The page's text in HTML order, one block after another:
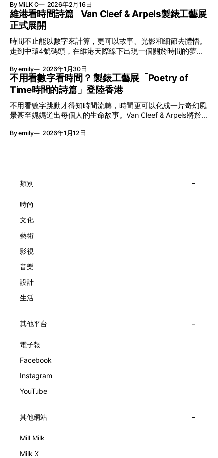
節與香港賽馬會慈善信託基金聯合呈獻，以共融藝術為核心，
八年來不只是帶來無數來自世界各地的優秀節目，更致力於在
本地建立屬於香港的共融創作生態。今年更首度與本地兩大旗
艦藝團強強聯手打造兩部深具意義的作品《遊延》及《弦上光
影》，展開一場前所未有的藝術對話，擦下多元藝術下的流動
能量，全面開展一場無界限嘅藝術旅程。 第八屆「無限亮」
以「你我不只一種想像」為題，從共融角度重新思索「差異」
的價值。不同能力人士是社會多樣性的一部分。每人皆擁有
「不同」能力與特質，當我們一齊生活、一齊創作、互相啟
發，偏見與界線，也自然被藝術溶化。 「無限亮」2026精彩
節目包括: 2月27日至3月1日：帕拉管弦樂團《無邊狂想曲》/
音樂‧舞蹈 (開幕節目) 2月28日至3月1日：
By MiLK C 2026年2月16日
維港看時間詩篇 Van Cleef & Arpels製錶工藝展
正式展開
時間不止能以數字來計算，更可以故事、光影和細節去體悟。
走到中環4號碼頭，在維港天際線下出現一個關於時間的夢幻
覽。由即日至2月8日期間舉行，世家把一貫低調精緻的製錶語
言搬離傳統店舖，放進公共場域，讓時間不只是腕上的個人物
件，而是一場可以與他人一同經歷的詩意旅程。 在碼頭打開
「時間詩集」 走進展場尤如翻開一本時間詩集，藉由不同主
題呈現時間的無限想像。Van Cleef & Arpels的腕錶從來不是
由單純的機械與數字堆砌，更像是腕上的動人故事。 世家以
精湛的製錶技術與敘事美學為核心，讓每一枚腕錶都超越單純
報時的功能，而是把稍縱即逝的瞬間凝結成可以反覆閱讀的畫
子，以及訴說時間的珠寶。每個主題展區都有精美的佈置回應
By emily 2026年1月30日
不用看數字看時間？ 製錶工藝展「Poetry of
Time時間的詩篇」登陸香港
不用看數字跳動才得知時間流轉，時間更可以化成一片奇幻風
景甚至娓娓道出每個人的生命故事。Van Cleef & Arpels將於1
詩篇」展覽，邀請大家走進由愛情故事、詩意星象、迷人自然
大主題展區，彰顯世家的核心價值。2010年，Van Cleef &
級鐘錶大賞（Grand Prix d'Horlogerie de Genève）中獲獎的
擁而吻。雙逆跳機芯精準驅動這場機械浪漫，讓時間不再是抽
象概念，而是心跳的律動。 故事並未完結，2025年推出的
Lady Arpels Bal des Amoureux
By emily 2026年1月12日
類別
時尚
文化
藝術
影視
音樂
設計
生活
其他平台
電子報
Facebook
Instagram
YouTube
其他網站
Mill Milk
Milk X